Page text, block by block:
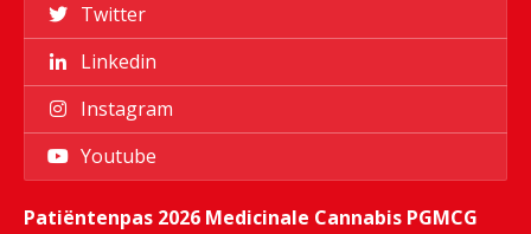
Twitter
Linkedin
Instagram
Youtube
Patiëntenpas 2026 Medicinale Cannabis PGMCG